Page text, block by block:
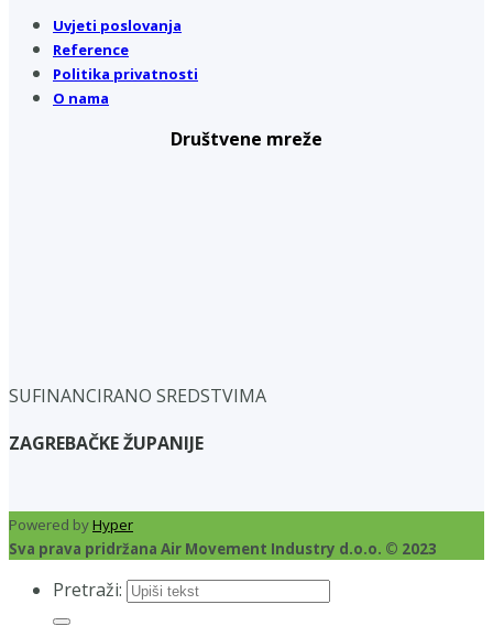
Uvjeti poslovanja
Reference
Politika privatnosti
O nama
Društvene mreže
SUFINANCIRANO SREDSTVIMA
ZAGREBAČKE ŽUPANIJE
Powered byHyper
Sva prava pridržana Air Movement Industry d.o.o. © 2023
Pretraži: